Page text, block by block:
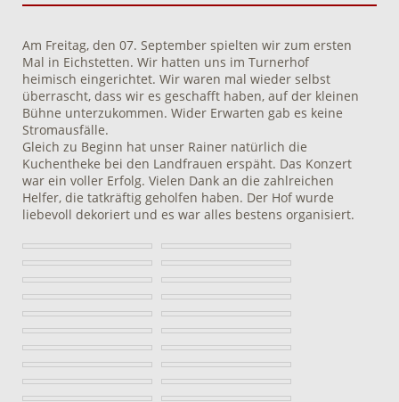
Am Freitag, den 07. September spielten wir zum ersten
Mal in Eichstetten. Wir hatten uns im Turnerhof
heimisch eingerichtet. Wir waren mal wieder selbst
überrascht, dass wir es geschafft haben, auf der kleinen
Bühne unterzukommen. Wider Erwarten gab es keine
Stromausfälle.
Gleich zu Beginn hat unser Rainer natürlich die
Kuchentheke bei den Landfrauen erspäht. Das Konzert
war ein voller Erfolg. Vielen Dank an die zahlreichen
Helfer, die tatkräftig geholfen haben. Der Hof wurde
liebevoll dekoriert und es war alles bestens organisiert.